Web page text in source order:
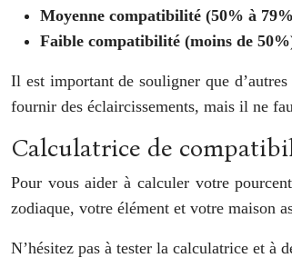
Moyenne compatibilité (50% à
Faible compatibilité (moins de
Il est important de souligner que
fournir des éclaircissements, mais il ne
Calculatrice de
Pour vous aider à calculer votre
zodiaque, votre élément et votre maison
N’hésitez pas à tester la calculatrice et